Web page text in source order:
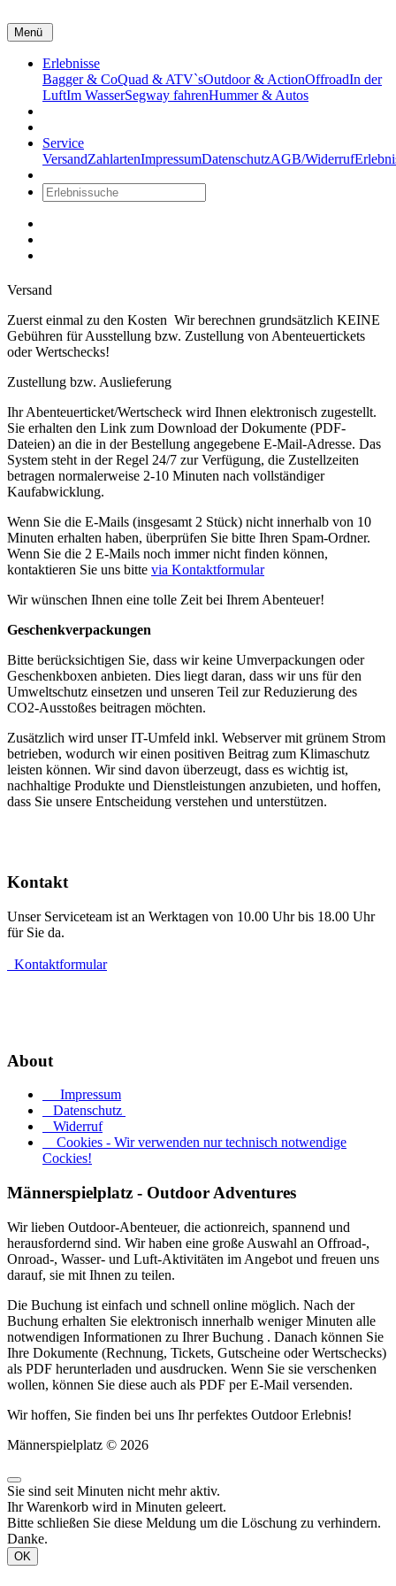
Menü
Erlebnisse
Bagger & CoQuad & ATV`sOutdoor & ActionOffroadIn der
LuftIm WasserSegway fahrenHummer & Autos
Service
VersandZahlartenImpressumDatenschutzAGB/Widerruf
Versand
Zuerst einmal zu den Kosten Wir berechnen grundsätzlich KEINE
Gebühren für Ausstellung bzw. Zustellung von Abenteuertickets
oder Wertschecks!
Zustellung bzw. Auslieferung
Ihr Abenteuerticket/Wertscheck wird Ihnen elektronisch zugestellt.
Sie erhalten den Link zum Download der Dokumente (PDF-
Dateien) an die in der Bestellung angegebene E-Mail-Adresse. Das
System steht in der Regel 24/7 zur Verfügung, die Zustellzeiten
betragen normalerweise 2-10 Minuten nach vollständiger
Kaufabwicklung.
Wenn Sie die E-Mails (insgesamt 2 Stück) nicht innerhalb von 10
Minuten erhalten haben, überprüfen Sie bitte Ihren Spam-Ordner.
Wenn Sie die 2 E-Mails noch immer nicht finden können,
kontaktieren Sie uns bitte via Kontaktformular
Wir wünschen Ihnen eine tolle Zeit bei Ihrem Abenteuer!
Geschenkverpackungen
Bitte berücksichtigen Sie, dass wir keine Umverpackungen oder
Geschenkboxen anbieten. Dies liegt daran, dass wir uns für den
Umweltschutz einsetzen und unseren Teil zur Reduzierung des
CO2-Ausstoßes beitragen möchten.
Zusätzlich wird unser IT-Umfeld inkl. Webserver mit grünem Strom
betrieben, wodurch wir einen positiven Beitrag zum Klimaschutz
leisten können. Wir sind davon überzeugt, dass es wichtig ist,
nachhaltige Produkte und Dienstleistungen anzubieten, und hoffen,
dass Sie unsere Entscheidung verstehen und unterstützen.
Kontakt
Unser Serviceteam ist an Werktagen von 10.00 Uhr bis 18.00 Uhr
für Sie da.
Kontaktformular
About
Impressum
Datenschutz
Widerruf
Cookies - Wir verwenden nur technisch notwendige
Cockies!
Männerspielplatz - Outdoor Adventures
Wir lieben Outdoor-Abenteuer, die actionreich, spannend und
herausfordernd sind. Wir haben eine große Auswahl an Offroad-,
Onroad-, Wasser- und Luft-Aktivitäten im Angebot und freuen uns
darauf, sie mit Ihnen zu teilen.
Die Buchung ist einfach und schnell online möglich. Nach der
Buchung erhalten Sie elektronisch innerhalb weniger Minuten alle
notwendigen Informationen zu Ihrer Buchung . Danach können Sie
Ihre Dokumente (Rechnung, Tickets, Gutscheine oder Wertschecks)
als PDF herunterladen und ausdrucken. Wenn Sie sie verschenken
wollen, können Sie diese auch als PDF per E-Mail versenden.
Wir hoffen, Sie finden bei uns Ihr perfektes Outdoor Erlebnis!
Männerspielplatz © 2026
Sie sind seit Minuten nicht mehr aktiv.
Ihr Warenkorb wird in Minuten geleert.
Bitte schließen Sie diese Meldung um die Löschung zu verhindern.
Danke.
OK